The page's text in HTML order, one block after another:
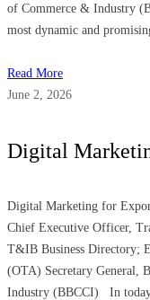
of Commerce & Industry
most dynamic and
Read More
June 2, 2026
Digital
Digital Marketing for
Chief Executive Officer,
T&IB Business Directory;
(OTA) Secretary General,
Industry (BBCCI) In